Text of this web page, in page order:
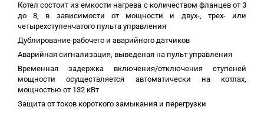
Котел состоит из емкости нагрева с количеством фланцев от 3
до 8, в зависимости от мощности и двух-, трех- или
четырехступенчатого пульта управления
Дублирование рабочего и аварийного датчиков
Аварийная сигнализация, выведеная на пульт управления
Временная задержка включения/отключения ступеней
мощности осуществляется автоматически на котлах,
мощностью от 132 кВт
Защита от токов короткого замыкания и перегрузки